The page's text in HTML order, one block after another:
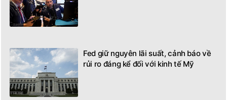
Fed giữ nguyên lãi suất, cảnh báo về
rủi ro đáng kể đối với kinh tế Mỹ